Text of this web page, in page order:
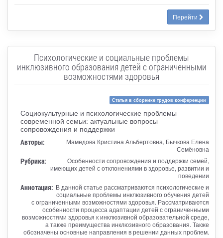
Перейти
Психологические и социальные проблемы
инклюзивного образования детей с ограниченными
возможностями здоровья
Статья в сборнике трудов конференции
Социокультурные и психологические проблемы
современной семьи: актуальные вопросы
сопровождения и поддержки
Авторы:
Мамедова Кристина Альбертовна, Бычкова Елена
Семёновна
Рубрика:
Особенности сопровождения и поддержки семей,
имеющих детей с отклонениями в здоровье, развитии и
поведении
Аннотация: В данной статье рассматриваются психологические и
социальные проблемы инклюзивного обучения детей
с ограниченными возможностями здоровья. Рассматриваются
особенности процесса адаптации детей с ограниченными
возможностями здоровья к инклюзивной образовательной среде,
а также преимущества инклюзивного образования. Также
обозначены основные направления в решении данных проблем.